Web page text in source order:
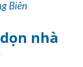
Biên
nhà